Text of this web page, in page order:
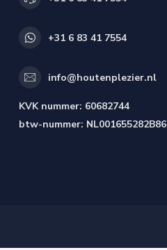
+31 6 83 41 7554
info@houtenplezier.nl
KVK nummer: 60682744
btw-nummer: NL001655282B86